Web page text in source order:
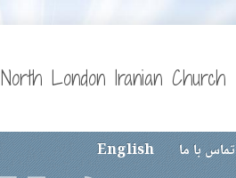
North London Iranian Church
تماس با ما English